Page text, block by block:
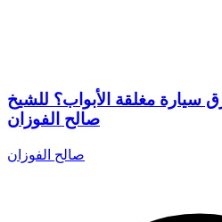
سيارة مغلقة الأبواب؟ للشيخ
صالح الفوزان
صالح الفوزان